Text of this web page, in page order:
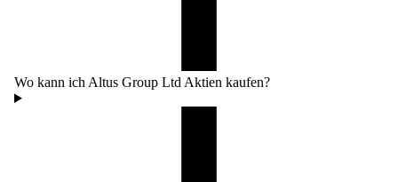
Wo kann ich Altus Group Ltd Aktien kaufen?